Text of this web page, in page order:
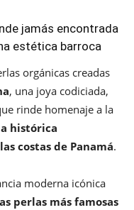
jamás encontrada
estética barroca
orgánicas creadas
, una joya codiciada,
rinde homenaje a la
histórica
costas de Panamá.
moderna icónica
perlas más famosas